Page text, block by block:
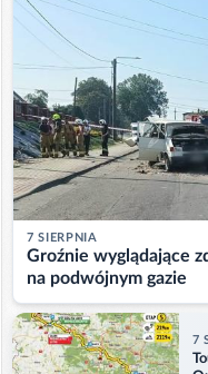
7 SIERPNIA
Groźnie wyglądające
na podwójnym gazie
7